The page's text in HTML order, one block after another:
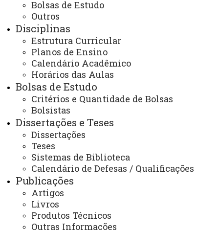
Bolsas de Estudo
Outros
Disciplinas
Estrutura Curricular
Planos de Ensino
Calendário Acadêmico
Horários das Aulas
Bolsas de Estudo
Critérios e Quantidade de Bolsas
Bolsistas
Dissertações e Teses
Dissertações
Teses
Sistemas de Biblioteca
Calendário de Defesas / Qualificações
Publicações
Artigos
Livros
Produtos Técnicos
Outras Informações
do exterior:
-Instituto Tecnológico De Tepic - Mexico
Instituto Tecnológico de Durango, México
-Pontifícia Universidad Catolica de Chile
-Universidad Nacional Mayor de San Marcos- Perú
Centro Internacional de Mejoramiento de Maiz y Trigo
- CIMMYT - México
-Universidad Miguel Hernandez del Elche -
Espanha